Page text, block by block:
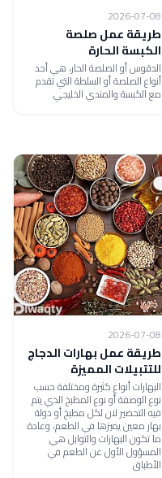
2026-07-08
طريقة عمل صلصة
الكبسة الحارة
الدقوس أو الصلصة الحار، هي أحد
أنواع الصلصة أو السلطة التي تقدم
مع الكبسة والمندي الخليجي
2026-07-08
طريقة عمل بهارات الدجاج
للتتبيلات المميزة
البهارات أنواع كثيرة ومختلفة حسب
نوع الوصفة أو نوع المطبخ الذي يتم
فيه التحضير لان لكل مطبخ أو دولة
بهار معين يميزها في الطعم، وعادة
ما تكون البهارات والتوابل هي
المسؤول الأول عن الطعم في
الأطباق